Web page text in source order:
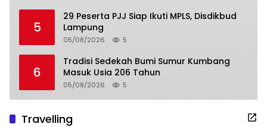
5
29 Peserta PJJ Siap Ikuti MPLS, Disdikbud
Lampung
05/08/2026 5
6
Tradisi Sedekah Bumi Sumur Kumbang
Masuk Usia 206 Tahun
05/08/2026 5
Travelling